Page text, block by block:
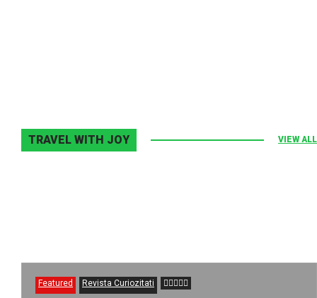
TRAVEL WITH JOY VIEW ALL
Featured Revista Curiozitati